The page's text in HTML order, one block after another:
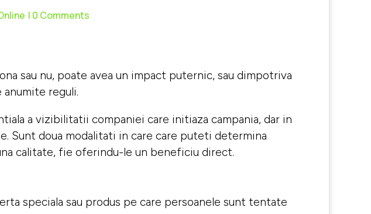
| 0 Comments
sau nu, poate avea un impact puternic, sau dimpotriva
reguli.
a vizibilitatii companiei care initiaza campania, dar in
Sunt doua modalitati in care care puteti determina
calitate, fie oferindu-le un beneficiu direct.
speciala sau produs pe care persoanele sunt tentate